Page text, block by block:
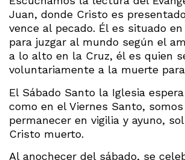
Juan, donde Cristo es
vence al pecado. Él es situado
para juzgar al mundo según el
a lo alto en la Cruz, él es quien
voluntariamente a la muerte
El Sábado Santo la Iglesia
como en el Viernes Santo,
permanecer en vigilia y ayuno,
Cristo muerto.
Al anochecer del sábado, se